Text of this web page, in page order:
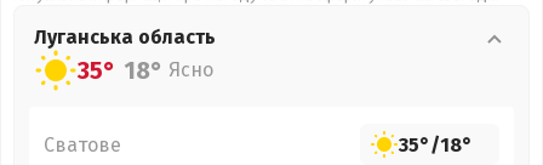
Луганська область
35° 18° Ясно
Сватове 35°/18°